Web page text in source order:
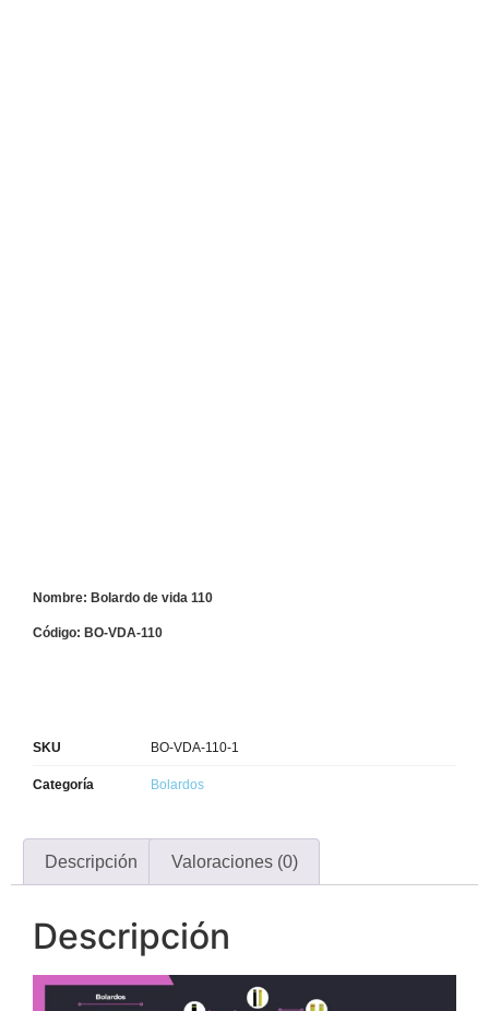
Nombre: Bolardo de vida 110
Código: BO-VDA-110
SKU BO-VDA-110-1
Categoría Bolardos
Descripción Valoraciones (0)
Descripción